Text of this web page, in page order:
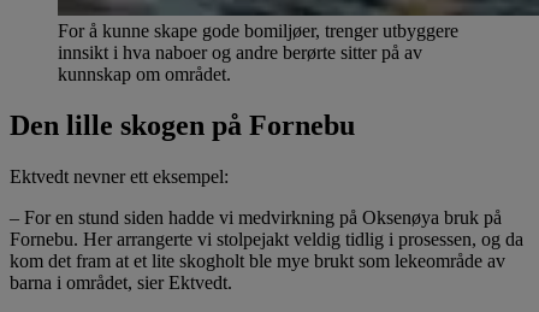
For å kunne skape gode bomiljøer, trenger utbyggere
innsikt i hva naboer og andre berørte sitter på av
kunnskap om området.
Den lille skogen på Fornebu
Ektvedt nevner ett eksempel:
– For en stund siden hadde vi medvirkning på Oksenøya bruk på
Fornebu. Her arrangerte vi stolpejakt veldig tidlig i prosessen, og da
kom det fram at et lite skogholt ble mye brukt som lekeområde av
barna i området, sier Ektvedt.